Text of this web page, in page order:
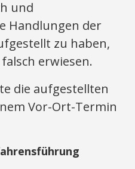
und
Handlungen der
zu haben,
erwiesen.
die aufgestellten
Vor-Ort-Termin